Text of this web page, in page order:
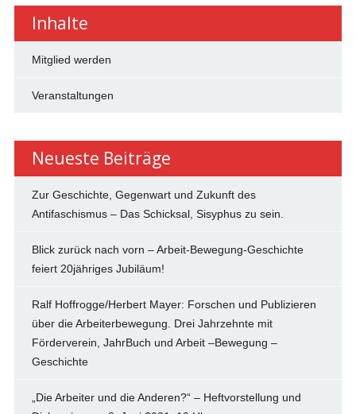
Inhalte
Mitglied werden
Veranstaltungen
Neueste Beiträge
Zur Geschichte, Gegenwart und Zukunft des
Antifaschismus – Das Schicksal, Sisyphus zu sein.
Blick zurück nach vorn – Arbeit-Bewegung-Geschichte
feiert 20jähriges Jubiläum!
Ralf Hoffrogge/Herbert Mayer: Forschen und Publizieren
über die Arbeiterbewegung. Drei Jahrzehnte mit
Förderverein, JahrBuch und Arbeit –Bewegung –
Geschichte
„Die Arbeiter und die Anderen?“ – Heftvorstellung und